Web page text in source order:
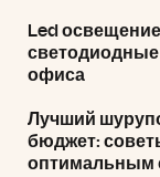
Led
светодиодные
офиса
Лучший
бюджет:
оптимальным